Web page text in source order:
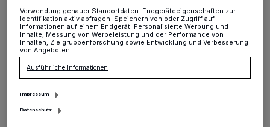
Alt-Erkrath·Im Trauzimmer des Erkrather
Standesamtes verbringen viele Paare eine der
wichtigsten und schönsten Stunden im Leben. Um
diesen Moment in der richtigen Atmosphäre genießen
zu können, wurde nun das Trauzimmer renoviert und
modernisiert:
Verwendung genauer Standortdaten. Endgeräteeigenschaften zur
Identifikation aktiv abfragen. Speichern von oder Zugriff auf
Informationen auf einem Endgerät. Personalisierte Werbung und
Inhalte, Messung von Werbeleistung und der Performance von
Inhalten, Zielgruppenforschung sowie Entwicklung und Verbesserung
von Angeboten.
Ausführliche Informationen
Impressum
Datenschutz